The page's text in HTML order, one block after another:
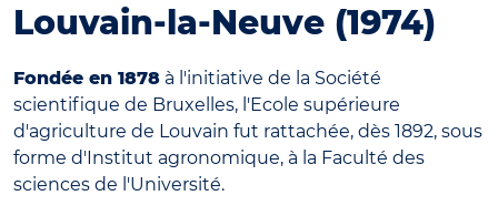
Louvain-la-Neuve (1974)
Fondée en 1878 à l'initiative de la Société
scientifique de Bruxelles, l'Ecole supérieure
d'agriculture de Louvain fut rattachée, dès 1892, sous
forme d'Institut agronomique, à la Faculté des
sciences de l'Université.